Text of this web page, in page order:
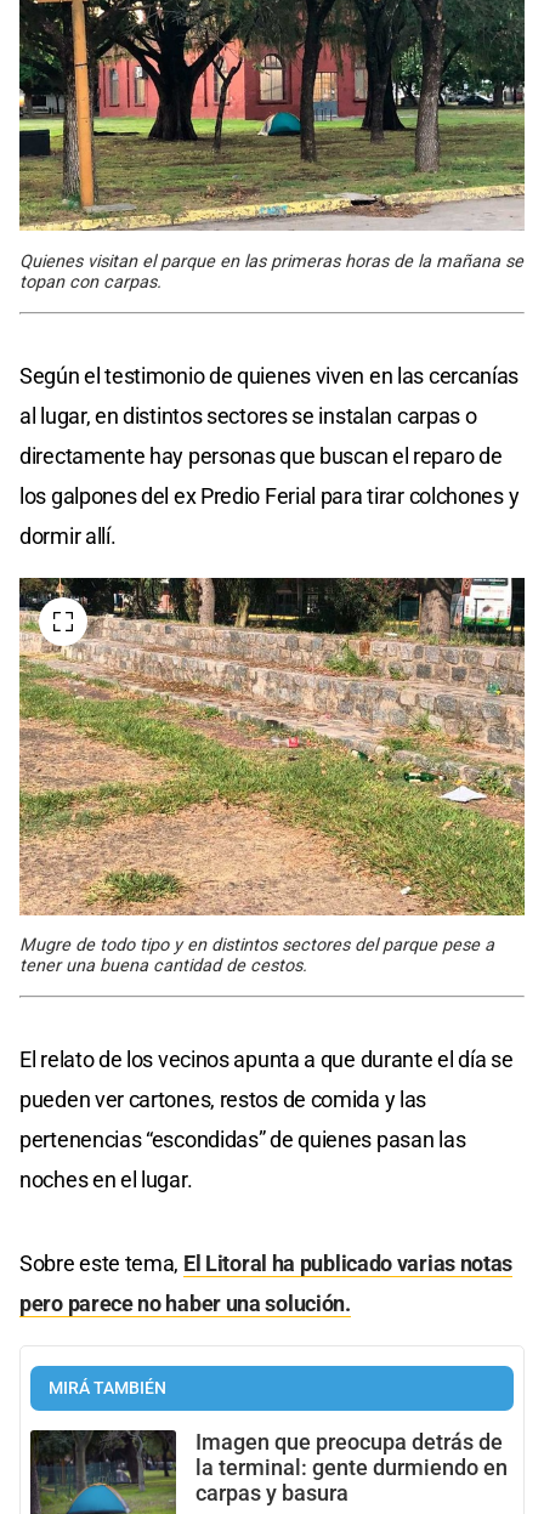
Quienes visitan el parque en las primeras horas de la mañana se
topan con carpas.
Según el testimonio de quienes viven en las cercanías
al lugar, en distintos sectores se instalan carpas o
directamente hay personas que buscan el reparo de
los galpones del ex Predio Ferial para tirar colchones y
dormir allí.
Mugre de todo tipo y en distintos sectores del parque pese a
tener una buena cantidad de cestos.
El relato de los vecinos apunta a que durante el día se
pueden ver cartones, restos de comida y las
pertenencias “escondidas” de quienes pasan las
noches en el lugar.
Sobre este tema, El Litoral ha publicado varias notas
pero parece no haber una solución.
MIRÁ TAMBIÉN
Imagen que preocupa detrás de
la terminal: gente durmiendo en
carpas y basura